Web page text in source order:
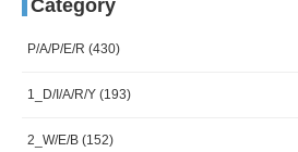
Category
P/A/P/E/R (430)
1_D/I/A/R/Y (193)
2_W/E/B (152)